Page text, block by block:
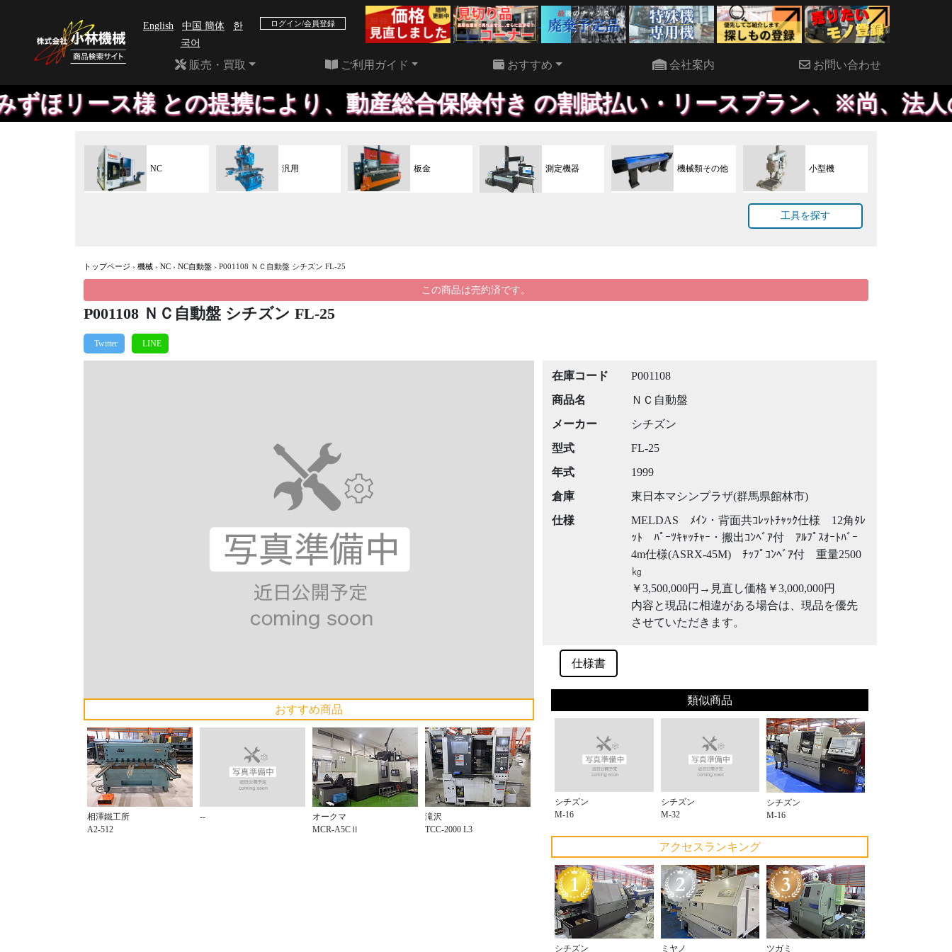
English 中国 簡体
한
국어
ログイン/会員登録 39 件 22 件
販売・買取 ご利用ガイド おすすめ 会社案内 お問い合わせ
様 との提携により、動産総合保険付き の割賦払い・リースプラン、※尚、法人のみ対
NC 汎用 板金 測定機器 機械類その他 小型機
工具を探す
トップページ › 機械 › NC › NC自動盤 › P001108 ＮＣ自動盤 シチズン FL-25
この商品は売約済です。
P001108 ＮＣ自動盤 シチズン FL-25
おすすめ商品
相澤鐵工所
A2-512
--
オークマ
MCR-A5CⅡ
滝沢
TCC-2000 L3
在庫コード
P001108
商品名
ＮＣ自動盤
メーカー
シチズン
型式
FL-25
年式
1999
倉庫
東日本マシンプラザ(群馬県館林市)
仕様
MELDAS ﾒｲﾝ・背面共ｺﾚｯﾄﾁｬｯｸ仕様 12角ﾀﾚ
ｯﾄ ﾊﾟｰﾂｷｬｯﾁｬｰ・搬出ｺﾝﾍﾞｱ付 ｱﾙﾌﾟｽｵｰﾄﾊﾞｰ
4m仕様(ASRX-45M) ﾁｯﾌﾟｺﾝﾍﾞｱ付 重量2500
㎏
￥3,500,000円→見直し価格￥3,000,000円
内容と現品に相違がある場合は、現品を優先
させていただきます。
仕様書
類似商品
シチズン
M-16
シチズン
M-32
シチズン
M-16
アクセスランキング
シチズン ミヤノ ツガミ